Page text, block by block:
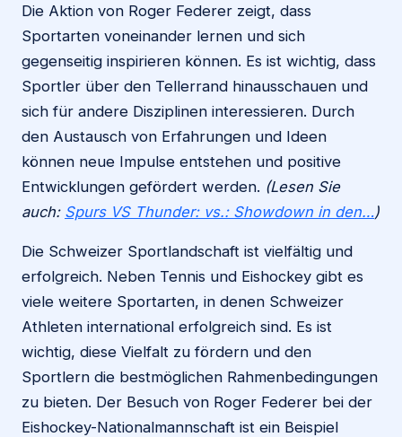
Die Aktion von Roger Federer zeigt, dass
Sportarten voneinander lernen und sich
gegenseitig inspirieren können. Es ist wichtig, dass
Sportler über den Tellerrand hinausschauen und
sich für andere Disziplinen interessieren. Durch
den Austausch von Erfahrungen und Ideen
können neue Impulse entstehen und positive
Entwicklungen gefördert werden. (Lesen Sie
auch: Spurs VS Thunder: vs.: Showdown in den…)
Die Schweizer Sportlandschaft ist vielfältig und
erfolgreich. Neben Tennis und Eishockey gibt es
viele weitere Sportarten, in denen Schweizer
Athleten international erfolgreich sind. Es ist
wichtig, diese Vielfalt zu fördern und den
Sportlern die bestmöglichen Rahmenbedingungen
zu bieten. Der Besuch von Roger Federer bei der
Eishockey-Nationalmannschaft ist ein Beispiel